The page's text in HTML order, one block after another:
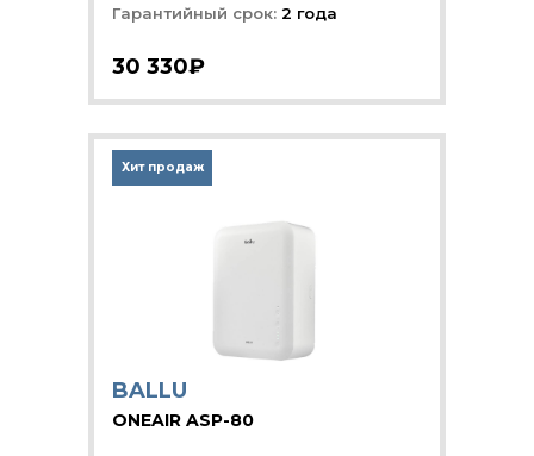
30 330₽
Гарантийный срок: 2 года
BALLU
Хит продаж
ONEAIR ASP-80